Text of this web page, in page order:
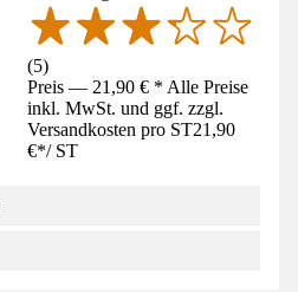
(5)
Preis — 21,90 € * Alle Preise
inkl. MwSt. und ggf. zzgl.
Versandkosten pro ST21,90
€*/ ST